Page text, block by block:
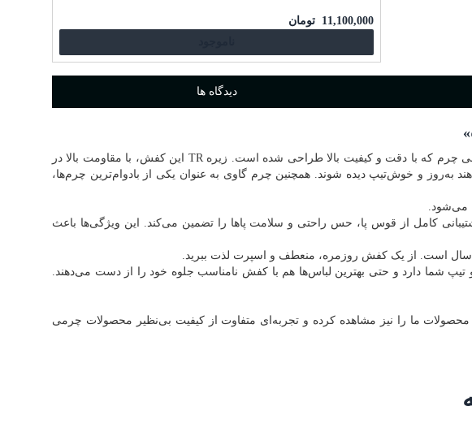
11,100,000 تومان
دیدگاه ها
این شما و این یک کفش اسپرت عالی دیگر از برند مادو، کفش با مشخصات رویه چرم گاوی، آستری چرم بزی و کفی طبی چرم که با دقت و کیفیت بالا طراحی شده است. زیره TR این کفش، با مقاومت بالا در
به‌روز و خوش‌تیپ دیده شوند. همچنین چرم گاوی به عنوان یکی از بادوام‌ترین چرم‌ها،
کامل از قوس پا، حس راحتی و سلامت پاها را تضمین می‌کند. این ویژگی‌ها باعث
شما دارد و حتی بهترین لباس‌ها هم با کفش نامناسب جلوه خود را از دست می‌دهند.
ما را نیز مشاهده کرده و تجربه‌ای متفاوت از کیفیت بی‌نظیر محصولات چرمی